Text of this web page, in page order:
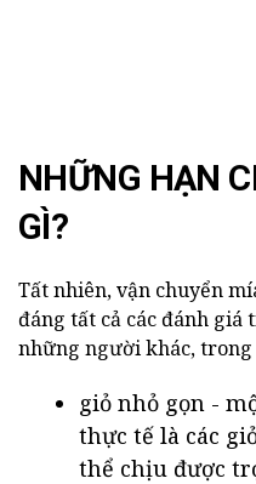
NHỮNG HẠN
GÌ?
Tất nhiên, vận chuyển
đáng tất cả các đánh giá
những người khác, trong
giỏ nhỏ gọn -
thực tế là các
thể chịu được